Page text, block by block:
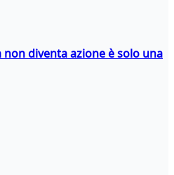
diventa azione è solo una